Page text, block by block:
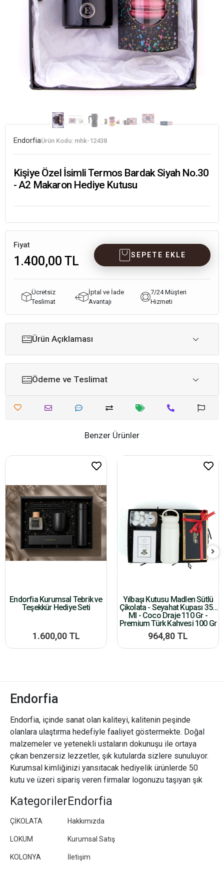
EndorfiaÜrün Kodu: mhk-12438
Kişiye Özel İsimli Termos Bardak Siyah No.30
- A2 Makaron Hediye Kutusu
Fiyat
1.400,00 TL SEPETE EKLE
Ücretsiz
Teslimat
İptal ve İade
Avantajı
7/24 Müşteri
Hizmeti
Ürün Açıklaması
Ödeme ve Teslimat
Benzer Ürünler
Endorfia Kurumsal Tebrik ve
Teşekkür Hediye Seti
1.600,00 TL
Yılbaşı Kutusu Madlen Sütlü
Çikolata - Seyahat Kupası 350
Ml - Coco Draje 110 Gr -
Premium Türk Kahvesi 100 Gr
964,80 TL
Endorfia
Endorfia, içinde sanat olan kaliteyi, kalitenin peşinde
olanlara ulaştırma hedefiyle faaliyet göstermekte. Doğal
malzemeler ve yetenekli ustaların dokunuşu ile ortaya
çıkan benzersiz lezzetler, şık kutularda sizlere sunuluyor.
Kurumsal kimliğinizi yansıtacak hediyelik ürünlerde 50
kutu ve üzeri sipariş veren firmalar logonuzu taşıyan şık
Kategoriler
ÇİKOLATA
LOKUM
KOLONYA
Endorfia
Hakkımızda
Kurumsal Satış
İletişim